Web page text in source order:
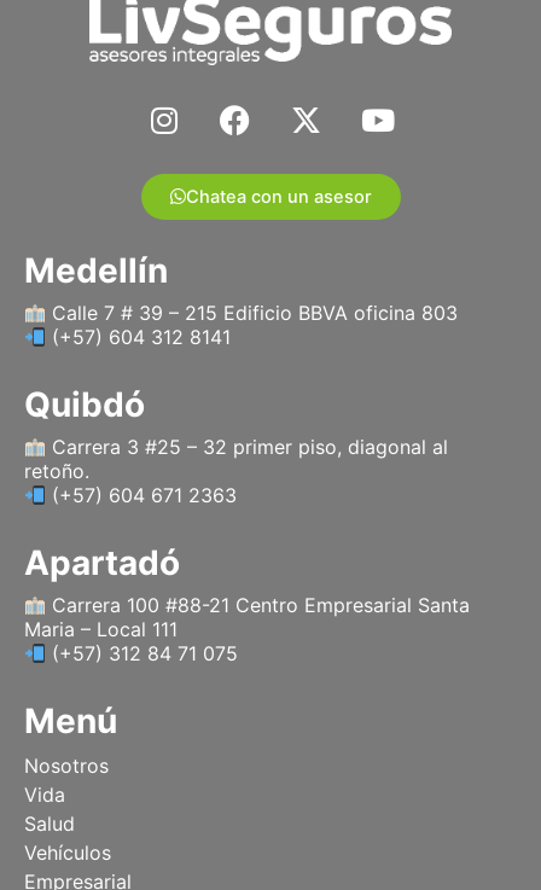
I
n
t
a
r
a
m
F
a
e
b
k
X
-
w
i
e
Y
o
u
Chatea con un asesor
Medellín
Calle 7 # 39 – 215 Edificio BBVA oficina 803
(+57) 604 312 8141
Quibdó
Carrera 3 #25 – 32 primer piso, diagonal al
retoño.
(+57) 604 671 2363
Apartadó
Carrera 100 #88-21 Centro Empresarial Santa
Maria – Local 111
(+57) 312 84 71 075
Menú
Nosotros
Vida
Salud
Vehículos
Empresarial